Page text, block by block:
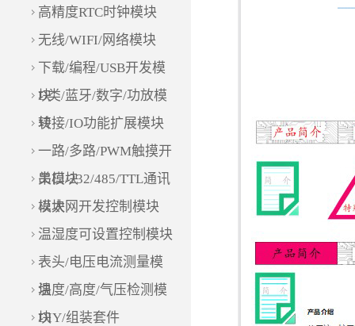
高精度RTC时钟模块
无线/WIFI/网络模块
下载/编程/USB开发模
块
D类/蓝牙/数字/功放模
块
转接/IO功能扩展模块
一路/多路/PWM触摸开
关模块
串口/232/485/TTL通讯
模块
以太网开发控制模块
温湿度可设置控制模块
表头/电压电流测量模
块
温度/高度/气压检测模
块
DIY/组装套件